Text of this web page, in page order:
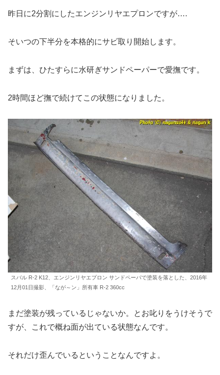
昨日に2分割にしたエンジンリヤエプロンですが….
そいつの下半分を本格的にサビ取り開始します。
まずは、ひたすらに水研ぎサンドペーパーで愛撫です。
2時間ほど撫で続けてこの状態になりました。
スバル R-2 K12、エンジンリヤエプロン サンドペーパで塗装を落とした、2016年
12月01日撮影、「なが～ン」所有車 R-2 360cc
まだ塗装が残っているじゃないか。とお叱りをうけそうで
すが、これで概ね面が出ている状態なんです。
それだけ歪んでいるということなんですよ。